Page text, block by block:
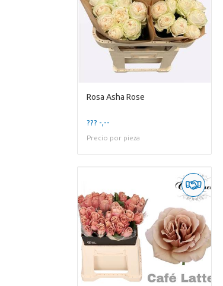
Rosa Asha Rose
??? -,--
Precio por pieza